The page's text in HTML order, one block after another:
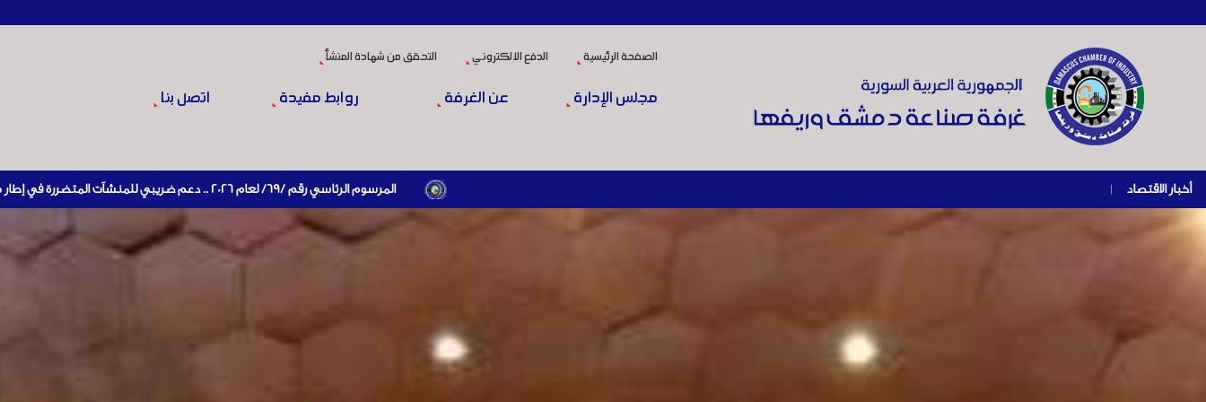
الصفحة الرئيسية الدفع الالكتروني التحقق من شهادة المنشأ
مجلس الإدارة عن الغرفة روابط مفيدة اتصل بنا
أخبار الاقتصاد | المرسوم الرئاسي رقم /69/ لعام 2026 .. دعم ضريبي للمنشآت المتضررة في إطار مسار التعافي الاقتصادي وإعادة تنشيط الإنتاج